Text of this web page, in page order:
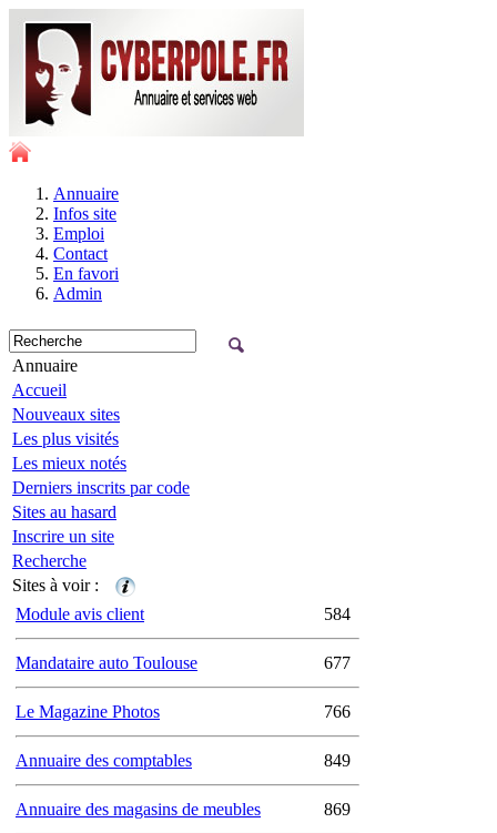
Annuaire
Infos site
Emploi
Contact
En favori
Admin
Annuaire
Accueil
Nouveaux sites
Les plus visités
Les mieux notés
Derniers inscrits par code
Sites au hasard
Inscrire un site
Recherche
Sites à voir :
Module avis client
584
Mandataire auto Toulouse 677
Le Magazine Photos 766
Annuaire des comptables 849
Annuaire des magasins de meubles 869